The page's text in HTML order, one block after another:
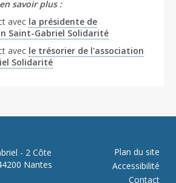
savoir plus :
avec la présidente de
Saint-Gabriel Solidarité
avec le trésorier de l'association
Solidarité
Plan du site
Accessibilité
Contact
- 2 Côte
Nantes